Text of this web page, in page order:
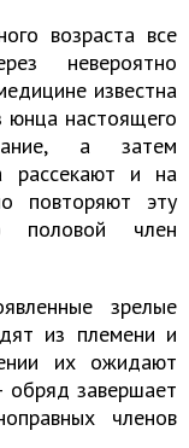
возраста все
невероятно
известна
юнца настоящего
а затем
рассекают и на
повторяют эту
половой член
зрелые
из племени и
их ожидают
обряд завершает
членов